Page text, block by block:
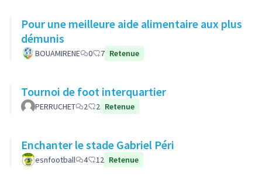
Pour une meilleure aide alimentaire aux plus
démunis
BOUAMIRENE 0 7 Retenue
Tournoi de foot interquartier
PERRUCHET 2 2 Retenue
Enchanter le stade Gabriel Péri
esnfootball 4 12 Retenue